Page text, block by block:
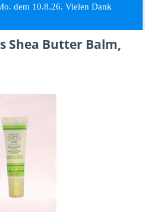
dem 10.8.26. Vielen Dank
Shea Butter Balm,